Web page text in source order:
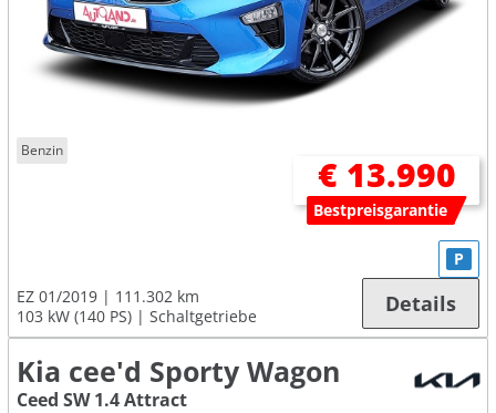
Benzin
€ 13.990
Bestpreisgarantie
EZ 01/2019
111.302 km
103 kW (140 PS)
Schaltgetriebe
P
Details
Kia cee'd Sporty Wagon
Ceed SW 1.4 Attract